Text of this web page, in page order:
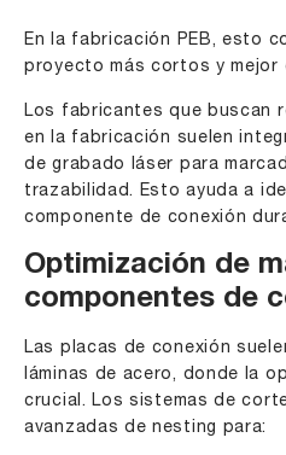
En la fabricación PEB, esto
proyecto más cortos y mejor
Los fabricantes que buscan
en la fabricación suelen
de grabado láser para
trazabilidad. Esto ayuda a
componente de conexión
Optimización de
componentes de
Las placas de conexión
láminas de acero, donde la
crucial. Los sistemas de
avanzadas de nesting para: